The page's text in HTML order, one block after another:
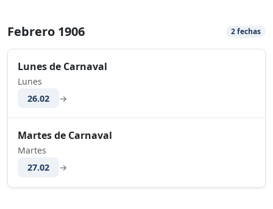
Febrero 1906 2 fechas
Lunes de Carnaval
Lunes
26.02
→
Martes de Carnaval
Martes
27.02
→